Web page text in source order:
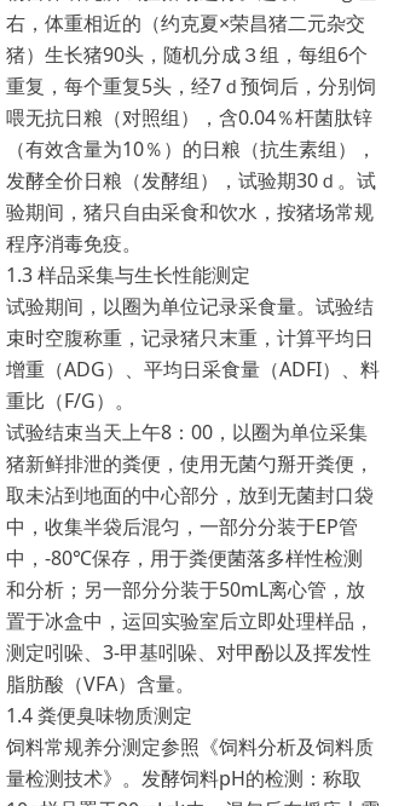
右，体重相近的（约克夏×荣昌猪二元杂交
猪）生长猪90头，随机分成３组，每组6个
重复，每个重复5头，经7ｄ预饲后，分别饲
喂无抗日粮（对照组），含0.04％杆菌肽锌
（有效含量为10％）的日粮（抗生素组），
发酵全价日粮（发酵组），试验期30ｄ。试
验期间，猪只自由采食和饮水，按猪场常规
程序消毒免疫。
1.3 样品采集与生长性能测定
试验期间，以圈为单位记录采食量。试验结
束时空腹称重，记录猪只末重，计算平均日
增重（ADG）、平均日采食量（ADFI）、料
重比（F/G）。
试验结束当天上午8：00，以圈为单位采集
猪新鲜排泄的粪便，使用无菌勺掰开粪便，
取未沾到地面的中心部分，放到无菌封口袋
中，收集半袋后混匀，一部分分装于EP管
中，-80℃保存，用于粪便菌落多样性检测
和分析；另一部分分装于50mL离心管，放
置于冰盒中，运回实验室后立即处理样品，
测定吲哚、3-甲基吲哚、对甲酚以及挥发性
脂肪酸（VFA）含量。
1.4 粪便臭味物质测定
饲料常规养分测定参照《饲料分析及饲料质
量检测技术》。发酵饲料pH的检测：称取